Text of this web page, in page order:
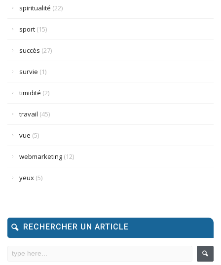
spiritualité (22)
sport (15)
succès (27)
survie (1)
timidité (2)
travail (45)
vue (5)
webmarketing (12)
yeux (5)
RECHERCHER UN ARTICLE